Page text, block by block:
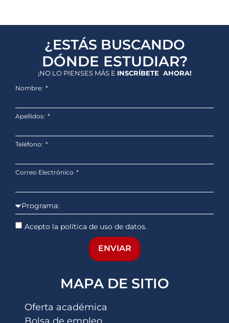
¿ESTÁS BUSCANDO
DÓNDE ESTUDIAR?
¡NO LO PIENSES MÁS E INSCRÍBETE AHORA!
Nombre:
Apellidos:
Teléfono:
Correo Electrónico
Acepto la política de uso de datos.
ENVIAR
MAPA DE SITIO
Oferta académica